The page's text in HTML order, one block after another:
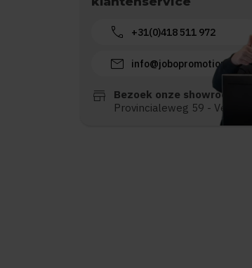
call +31(0)418 511 972
mail info@jobopromotions.nl
store
Bezoek onze showroom:
Provincialeweg 59 - Velddriel